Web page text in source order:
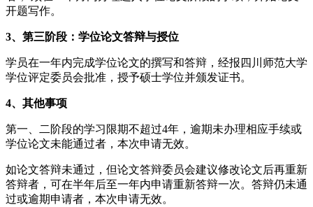
开题写作。
3、第三阶段：学位论文答辩与授位
学员在一年内完成学位论文的撰写和答辩，经报四川师范大学
学位评定委员会批准，授予硕士学位并颁发证书。
4、其他事项
第一、二阶段的学习限期不超过4年，逾期未办理相应手续或
学位论文未能通过者，本次申请无效。
如论文答辩未通过，但论文答辩委员会建议修改论文后再重新
答辩者，可在半年后至一年内申请重新答辩一次。答辩仍未通
过或逾期申请者，本次申请无效。